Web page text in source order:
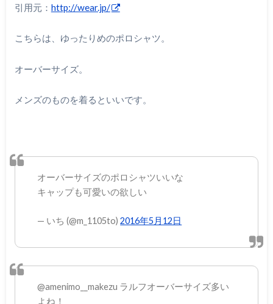
引用元： http://wear.jp/
こちらは、ゆったりめのポロシャツ。
オーバーサイズ。
メンズのものを着るといいです。
オーバーサイズのポロシャツいいな
キャップも可愛いの欲しい
— いち (@m_1105to)2016年5月12日
@amenimo__makezu ラルフオーバーサイズ多い
よね！